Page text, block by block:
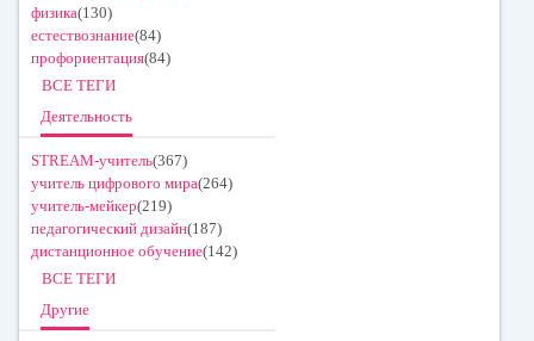
физика(130)
естествознание(84)
профориентация(84)
ВСЕ ТЕГИ
Деятельность
STREAM-учитель(367)
учитель цифрового мира(264)
учитель-мейкер(219)
педагогический дизайн(187)
дистанционное обучение(142)
ВСЕ ТЕГИ
Другие